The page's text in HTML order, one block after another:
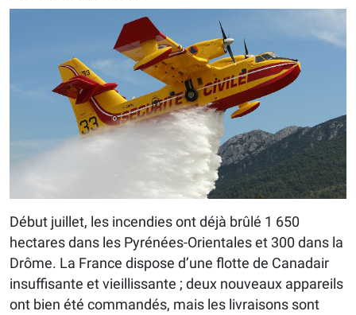
Début juillet, les incendies ont déjà brûlé 1 650
hectares dans les Pyrénées-Orientales et 300 dans la
Drôme. La France dispose d’une flotte de Canadair
insuffisante et vieillissante ; deux nouveaux appareils
ont bien été commandés, mais les livraisons sont